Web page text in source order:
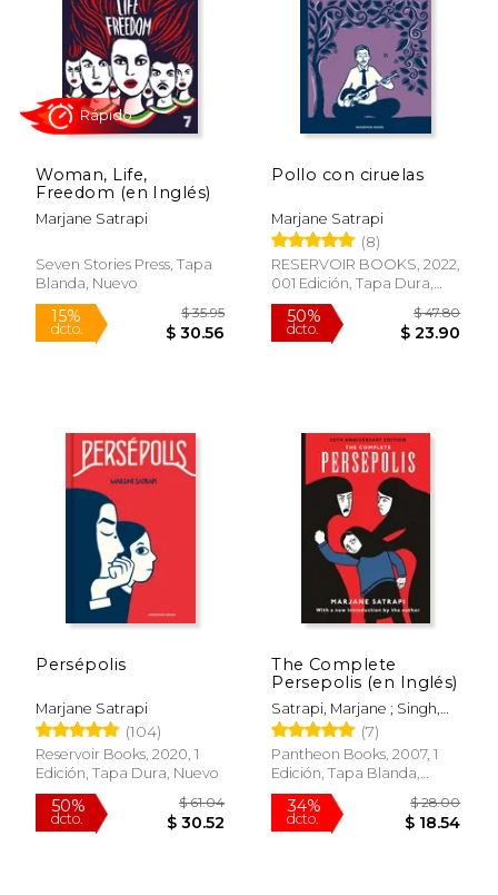
35% $ 26.00 15%
Woman, Life,
Freedom (en Inglés)
Marjane Satrapi
Seven Stories Press, Tapa
Blanda, Nuevo
Rápido
Pollo con ciruelas
Marjane Satrapi
(8)
RESERVOIR BOOKS, 2022,
001 Edición, Tapa Dura,
Nuevo
50%
Persépolis
Marjane Satrapi
(104)
Reservoir Books, 2020, 1
Edición, Tapa Dura, Nuevo
The Complete
Persepolis (en Inglés)
Satrapi, Marjane ; Singh,
Anjali
(7)
Pantheon Books, 2007, 1
Edición, Tapa Blanda,
Nuevo